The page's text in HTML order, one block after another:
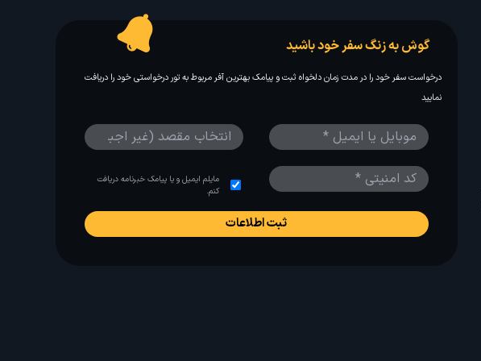
گوش به زنگ سفر خود باشید
درخواست سفر خود را در مدت زمان دلخواه ثبت و پیامک بهترین آفر مربوط به تور درخواستی خود را دریافت
نمایید
مایلم ایمیل و یا پیامک خبرنامه دریافت
کنم.